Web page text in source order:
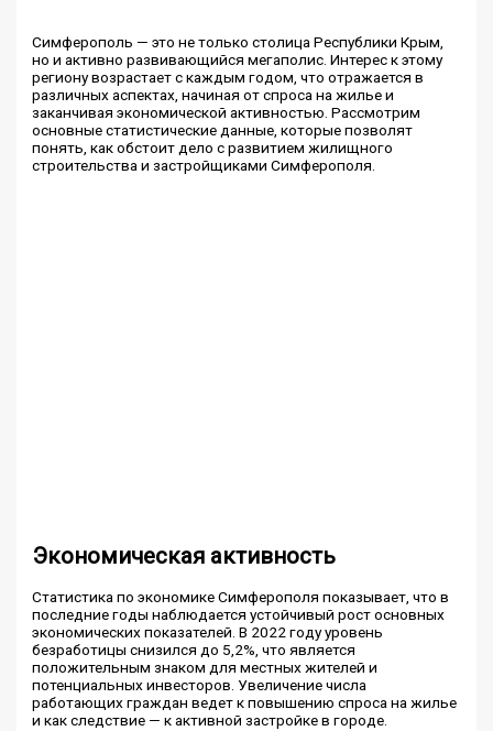
Симферополь — это не только столица Республики Крым,
но и активно развивающийся мегаполис. Интерес к этому
региону возрастает с каждым годом, что отражается в
различных аспектах, начиная от спроса на жилье и
заканчивая экономической активностью. Рассмотрим
основные статистические данные, которые позволят
понять, как обстоит дело с развитием жилищного
строительства и застройщиками Симферополя.
Экономическая активность
Статистика по экономике Симферополя показывает, что в
последние годы наблюдается устойчивый рост основных
экономических показателей. В 2022 году уровень
безработицы снизился до 5,2%, что является
положительным знаком для местных жителей и
потенциальных инвесторов. Увеличение числа
работающих граждан ведет к повышению спроса на жилье
и как следствие — к активной застройке в городе.